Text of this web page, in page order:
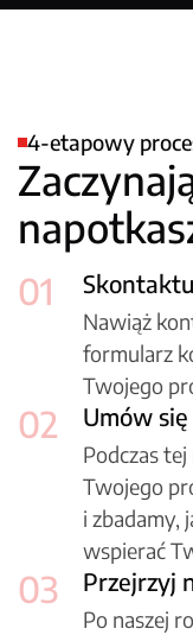
4-etapowy
01
Nawiąż
formularz
Twojego
02 Umów
Podczas
Twojego
i zbadamy,
wspierać
03 Przejrzyj
Po naszej